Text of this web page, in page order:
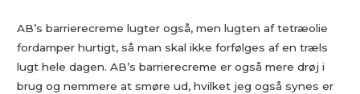
AB’s barrierecreme lugter også, men lugten af tetræolie
fordamper hurtigt, så man skal ikke forfølges af en træls
lugt hele dagen. AB’s barrierecreme er også mere drøj i
brug og nemmere at smøre ud, hvilket jeg også synes er